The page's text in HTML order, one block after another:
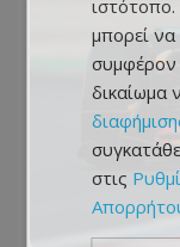
μπορεί
συμφέρον
δικαίωμα
στις